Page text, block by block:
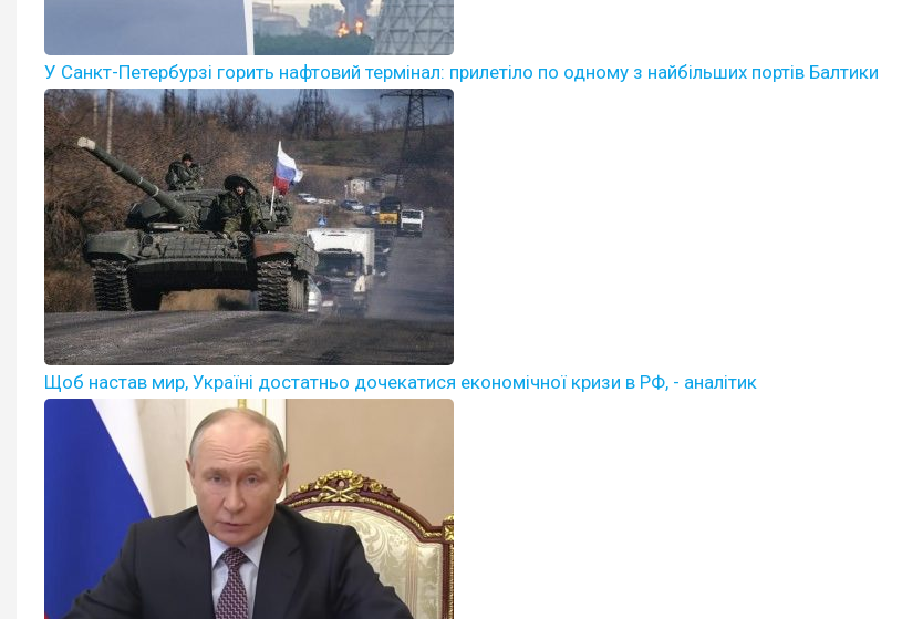
У Санкт-Петербурзі горить нафтовий термінал: прилетіло по одному з найбільших портів Балтики
Щоб настав мир, Україні достатньо дочекатися економічної кризи в РФ, - аналітик